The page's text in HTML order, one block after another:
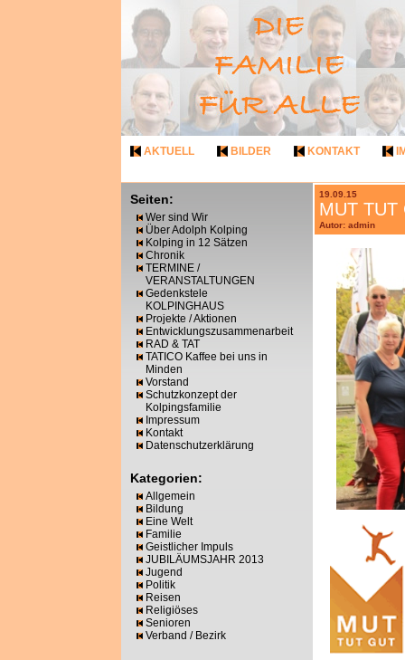
AKTUELL BILDER KONTAKT
Seiten:
Wer sind Wir
Über Adolph Kolping
Kolping in 12 Sätzen
Chronik
TERMINE /
VERANSTALTUNGEN
Gedenkstele
KOLPINGHAUS
Projekte / Aktionen
Entwicklungszusammenarbeit
RAD & TAT
TATICO Kaffee bei uns in
Minden
Vorstand
Schutzkonzept der
Kolpingsfamilie
Impressum
Kontakt
Datenschutzerklärung
Kategorien:
Allgemein
Bildung
Eine Welt
Familie
Geistlicher Impuls
JUBILÄUMSJAHR 2013
Jugend
Politik
Reisen
Religiöses
Senioren
Verband / Bezirk
19.09.15
MUT TUT
Autor: admin